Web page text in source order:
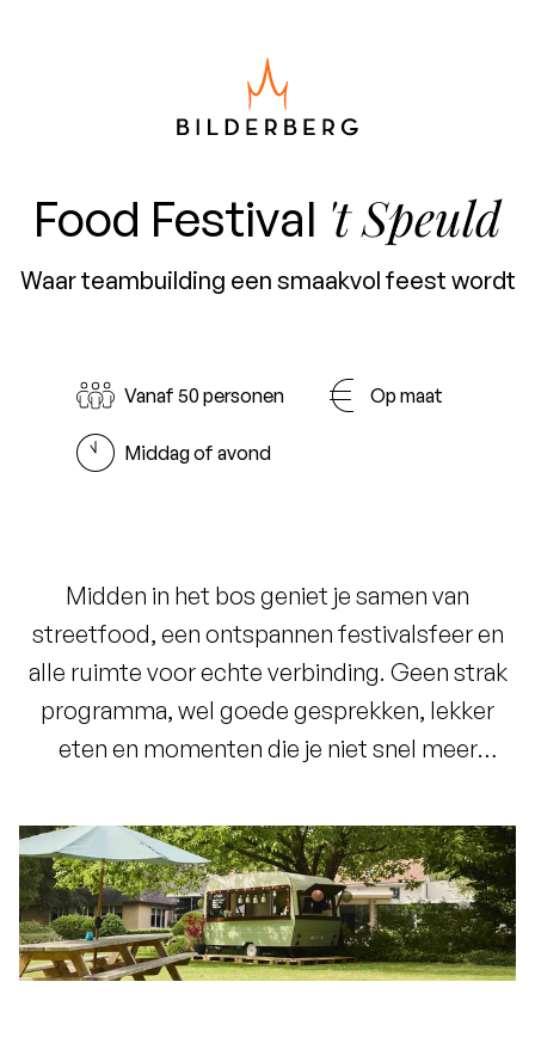
Food Festival 't Speuld
Waar teambuilding een smaakvol feest wordt
Vanaf 50 personen Op maat
Middag of avond
Midden in het bos geniet je samen van
streetfood, een ontspannen festivalsfeer en
alle ruimte voor echte verbinding. Geen strak
programma, wel goede gesprekken, lekker
eten en momenten die je niet snel meer